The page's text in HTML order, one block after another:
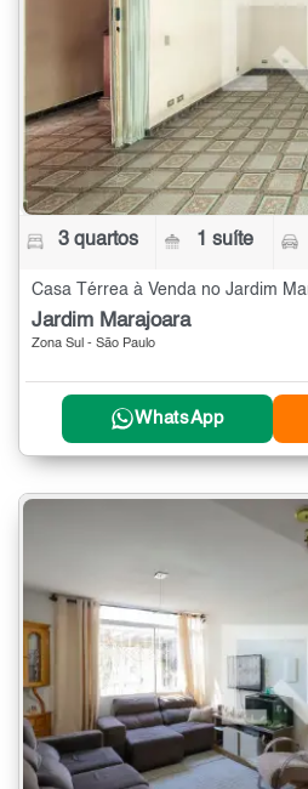
3 quartos 1 suíte
Jardim Marajoara
Zona Sul - São Paulo
WhatsApp